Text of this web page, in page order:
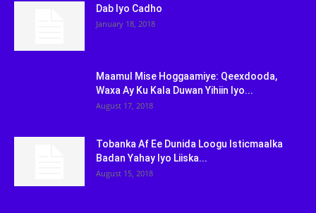
Dab Iyo Cadho
January 18, 2018
Maamul Mise Hoggaamiye: Qeexdooda,
Waxa Ay Ku Kala Duwan Yihiin Iyo...
August 17, 2018
Tobanka Af Ee Dunida Loogu Isticmaalka
Badan Yahay Iyo Liiska...
August 15, 2018